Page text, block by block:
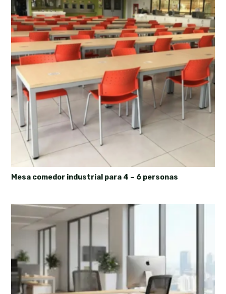
Mesa comedor industrial para 4 – 6 personas